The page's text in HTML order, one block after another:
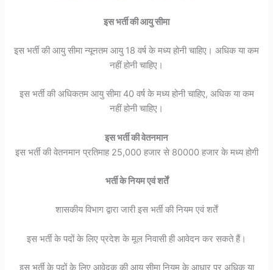
इस भर्ती की आयु सीमा
इस भर्ती की आयु सीमा न्यूनतम आयु 18 वर्ष के मध्य होनी चाहिए। अधिक या कम
नहीं होनी चाहिए।
इस भर्ती की अधिकतम आयु सीमा 40 वर्ष के मध्य होनी चाहिए, अधिक या कम
नहीं होनी चाहिए।
इस भर्ती की वेतनमान
इस भर्ती की वेतनमान प्रतिमाह 25,000 हजार से 80000 हजार के मध्य होगी
भर्ती के नियम एवं शर्तें
शासकीय विभाग द्वारा जारी इस भर्ती की नियम एवं शर्तें
इस भर्ती के पदों के लिए प्रदेश के मूल निवासी ही आवेदन कर सकते हैं।
इस भर्ती के पदों के लिए आवेदक की आयु सीमा नियम के आधार पर अधिक या